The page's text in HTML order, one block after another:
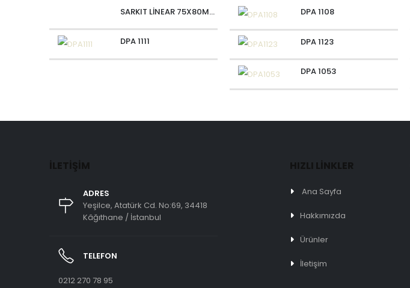
SARKIT LİNEAR 75X80MM OVALIUM 30W 4000 LM MT
DPA 1111
DPA 1108
DPA 1123
DPA 1053
İLETIŞIM
ADRES
Yeşilce, Atatürk Cd. No:69, 34418
Kâğıthane / İstanbul
TELEFON
0212 270 78 95
HIZLI LİNKLER
Ana Sayfa
Hakkımızda
Ürünler
İletişim